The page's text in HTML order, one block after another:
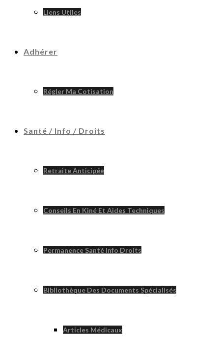
Liens Utiles
Adhérer
Régler Ma Cotisation
Santé / Info / Droits
Retraite Anticipée
Conseils En Kiné Et Aides Techniques
Permanence Santé Info Droits
Bibliothèque Des Documents Spécialisés
Articles Médicaux